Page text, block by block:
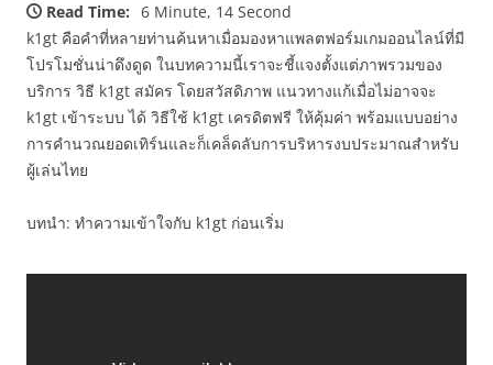
Read Time: 6 Minute, 14 Second
k1gt คือคำที่หลายท่านค้นหาเมื่อมองหาแพลตฟอร์มเกมออนไลน์ที่มี
โปรโมชั่นน่าดึงดูด ในบทความนี้เราจะชี้แจงตั้งแต่ภาพรวมของ
บริการ วิธี k1gt สมัคร โดยสวัสดิภาพ แนวทางแก้เมื่อไม่อาจจะ
k1gt เข้าระบบ ได้ วิธีใช้ k1gt เครดิตฟรี ให้คุ้มค่า พร้อมแบบอย่าง
การคำนวณยอดเทิร์นและก็เคล็ดลับการบริหารงบประมาณสำหรับ
ผู้เล่นไทย
บทนำ: ทำความเข้าใจกับ k1gt ก่อนเริ่ม